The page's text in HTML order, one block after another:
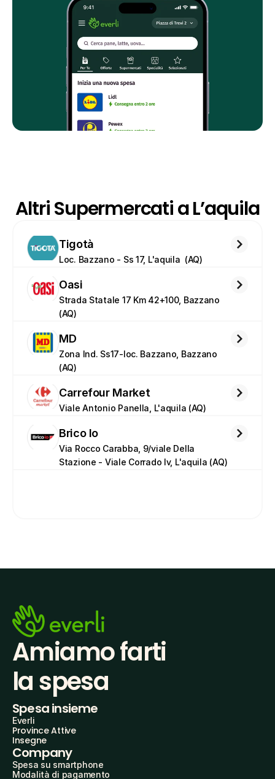
Altri Supermercati a L’aquila
Tigotà
Loc. Bazzano - Ss 17, L'aquila  (AQ)
Oasi
Strada Statale 17 Km 42+100, Bazzano
(AQ)
MD
Zona Ind. Ss17-loc. Bazzano, Bazzano
(AQ)
Carrefour Market
Viale Antonio Panella, L'aquila (AQ)
Brico Io
Via Rocco Carabba, 9/viale Della
Stazione - Viale Corrado Iv, L'aquila (AQ)
Amiamo farti
la spesa
Spesa insieme
Everli
Province Attive
Insegne
Company
Spesa su smartphone
Modalità di pagamento